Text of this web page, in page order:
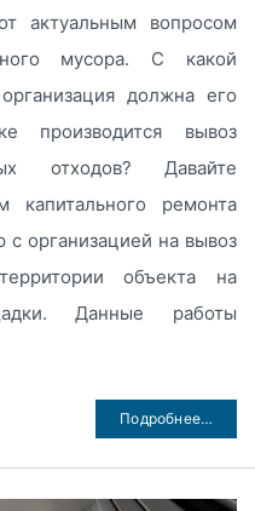
актуальным вопросом
мусора. С какой
должна его
производится вывоз
отходов? Давайте
капитального ремонта
с организацией на вывоз
объекта на
Данные работы
Подробнее…